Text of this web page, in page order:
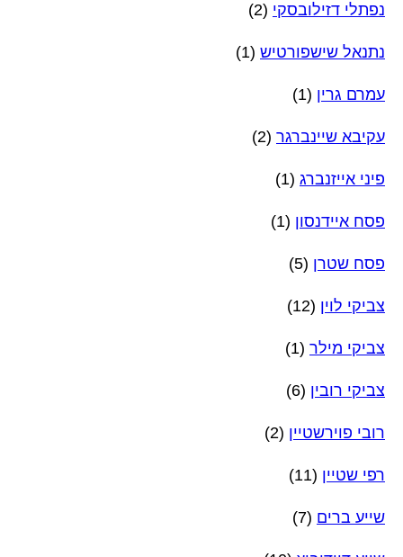
נפתלי דזילובסקי (2)
נתנאל שישפורטיש (1)
עמרם גרין (1)
עקיבא שיינברגר (2)
פיני אייזנברג (1)
פסח איידנסון (1)
פסח שטרן (5)
צביקי לוין (12)
צביקי מילר (1)
צביקי רובין (6)
רובי פוירשטיין (2)
רפי שטיין (11)
שייע ברים (7)